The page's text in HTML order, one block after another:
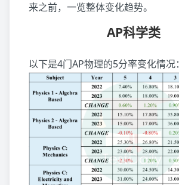
来之前，一览整体变化趋势。
AP科学类
以下是4门AP物理的5分率变化情况：